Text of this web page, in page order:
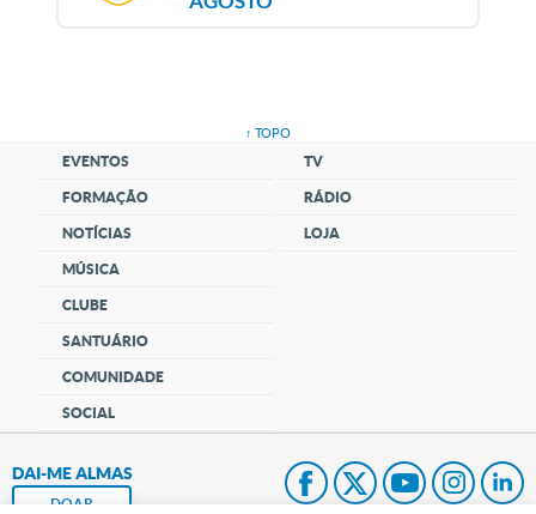
↑ TOPO
EVENTOS
FORMAÇÃO
NOTÍCIAS
MÚSICA
CLUBE
SANTUÁRIO
COMUNIDADE
SOCIAL
TV
RÁDIO
LOJA
DAI-ME ALMAS
DOAR